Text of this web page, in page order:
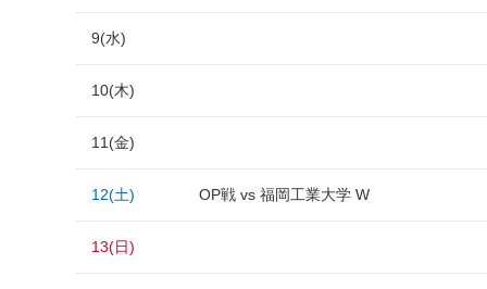
9(水)
10(木)
11(金)
12(土) OP戦 vs 福岡工業大学 W
13(日)